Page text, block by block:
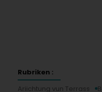
Rubriken :
Ariichtung vun Terrass